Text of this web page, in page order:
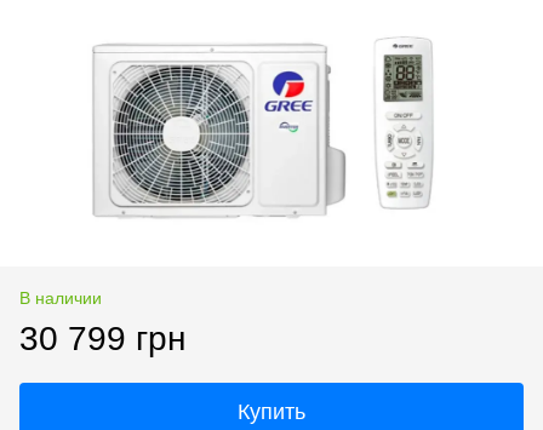
В наличии
30 799 грн
Купить